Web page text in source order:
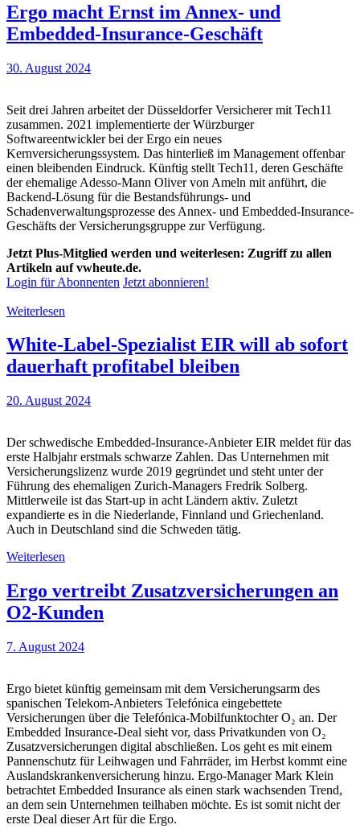
Ergo macht Ernst im Annex- und
Embedded-Insurance-Geschäft
30. August 2024
Seit drei Jahren arbeitet der Düsseldorfer Versicherer mit Tech11
zusammen. 2021 implementierte der Würzburger
Softwareentwickler bei der Ergo ein neues
Kernversicherungssystem. Das hinterließ im Management offenbar
einen bleibenden Eindruck. Künftig stellt Tech11, deren Geschäfte
der ehemalige Adesso-Mann Oliver von Ameln mit anführt, die
Backend-Lösung für die Bestandsführungs- und
Schadenverwaltungsprozesse des Annex- und Embedded-Insurance-
Geschäfts der Versicherungsgruppe zur Verfügung.
Jetzt Plus-Mitglied werden und weiterlesen: Zugriff zu allen
Artikeln auf vwheute.de.
Login für Abonnenten Jetzt abonnieren!
Weiterlesen
White-Label-Spezialist EIR will ab sofort
dauerhaft profitabel bleiben
20. August 2024
Der schwedische Embedded-Insurance-Anbieter EIR meldet für das
erste Halbjahr erstmals schwarze Zahlen. Das Unternehmen mit
Versicherungslizenz wurde 2019 gegründet und steht unter der
Führung des ehemaligen Zurich-Managers Fredrik Solberg.
Mittlerweile ist das Start-up in acht Ländern aktiv. Zuletzt
expandierte es in die Niederlande, Finnland und Griechenland.
Auch in Deutschland sind die Schweden tätig.
Weiterlesen
Ergo vertreibt Zusatzversicherungen an
O2-Kunden
7. August 2024
Ergo bietet künftig gemeinsam mit dem Versicherungsarm des
spanischen Telekom-Anbieters Telefónica eingebettete
Versicherungen über die Telefónica-Mobilfunktochter O₂ an. Der
Embedded Insurance-Deal sieht vor, dass Privatkunden von O₂
Zusatzversicherungen digital abschließen. Los geht es mit einem
Pannenschutz für Leihwagen und Fahrräder, im Herbst kommt eine
Auslandskrankenversicherung hinzu. Ergo-Manager Mark Klein
betrachtet Embedded Insurance als einen stark wachsenden Trend,
an dem sein Unternehmen teilhaben möchte. Es ist somit nicht der
erste Deal dieser Art für die Ergo.